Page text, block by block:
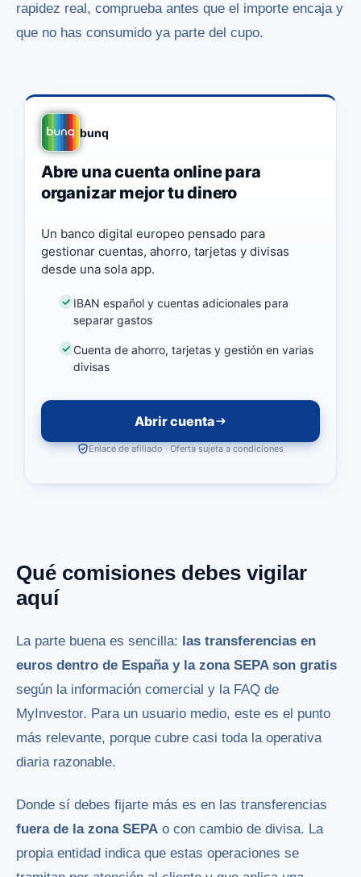
rapidez real, comprueba antes que el importe encaja y
que no has consumido ya parte del cupo.
bunq
Abre una cuenta online para
organizar mejor tu dinero
Un banco digital europeo pensado para
gestionar cuentas, ahorro, tarjetas y divisas
desde una sola app.
IBAN español y cuentas adicionales para
separar gastos
Cuenta de ahorro, tarjetas y gestión en varias
divisas
Abrir cuenta
Enlace de afiliado · Oferta sujeta a condiciones
Qué comisiones debes vigilar
aquí
La parte buena es sencilla: las transferencias en
euros dentro de España y la zona SEPA son gratis
según la información comercial y la FAQ de
MyInvestor. Para un usuario medio, este es el punto
más relevante, porque cubre casi toda la operativa
diaria razonable.
Donde sí debes fijarte más es en las transferencias
fuera de la zona SEPA o con cambio de divisa. La
propia entidad indica que estas operaciones se